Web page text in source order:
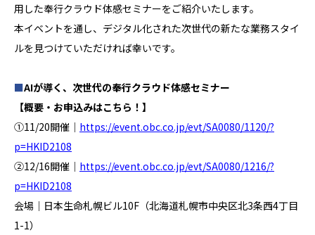
用した奉行クラウド体感セミナーをご紹介いたします。
本イベントを通し、デジタル化された次世代の新たな業務スタイ
ルを見つけていただければ幸いです。
■AIが導く、次世代の奉行クラウド体感セミナー
【概要・お申込みはこちら！】
①11/20開催│ https://event.obc.co.jp/evt/SA0080/1120/?
p=HKID2108
②12/16開催│ https://event.obc.co.jp/evt/SA0080/1216/?
p=HKID2108
会場│日本生命札幌ビル10F（北海道札幌市中央区北3条西4丁目
1-1）